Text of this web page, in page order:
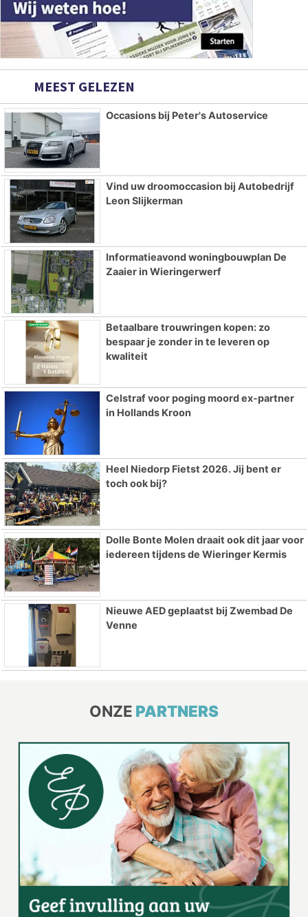
MEEST GELEZEN
Occasions bij Peter's Autoservice
Vind uw droomoccasion bij Autobedrijf
Leon Slijkerman
Informatieavond woningbouwplan De
Zaaier in Wieringerwerf
Betaalbare trouwringen kopen: zo
bespaar je zonder in te leveren op
kwaliteit
Celstraf voor poging moord ex-partner
in Hollands Kroon
Heel Niedorp Fietst 2026. Jij bent er
toch ook bij?
Dolle Bonte Molen draait ook dit jaar voor
iedereen tijdens de Wieringer Kermis
Nieuwe AED geplaatst bij Zwembad De
Venne
ONZE PARTNERS